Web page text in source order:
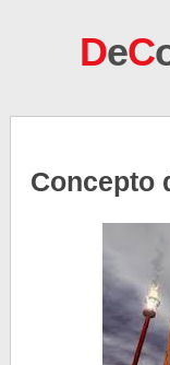
DeC
Concepto